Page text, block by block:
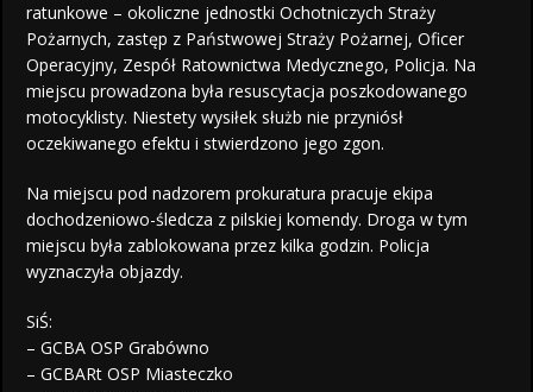
ratunkowe – okoliczne jednostki Ochotniczych Straży
Pożarnych, zastęp z Państwowej Straży Pożarnej, Oficer
Operacyjny, Zespół Ratownictwa Medycznego, Policja. Na
miejscu prowadzona była resuscytacja poszkodowanego
motocyklisty. Niestety wysiłek służb nie przyniósł
oczekiwanego efektu i stwierdzono jego zgon.
Na miejscu pod nadzorem prokuratura pracuje ekipa
dochodzeniowo-śledcza z pilskiej komendy. Droga w tym
miejscu była zablokowana przez kilka godzin. Policja
wyznaczyła objazdy.
SiŚ:
– GCBA OSP Grabówno
– GCBARt OSP Miasteczko